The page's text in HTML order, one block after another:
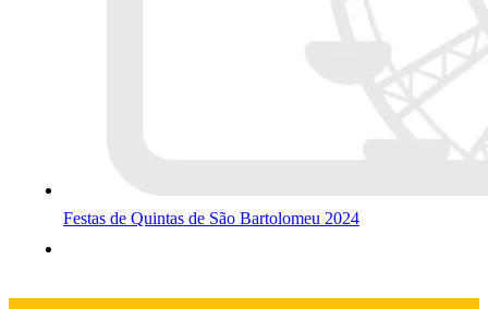
Festas de Quintas de São Bartolomeu 2024